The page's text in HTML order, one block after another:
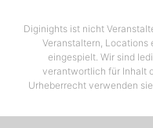
Atmosphäre feiern,
einen Tisch
Anruf/
Diginights ist nicht
Veranstaltern, Locations
eingespielt. Wir sind
verantwortlich für Inhalt
Urheberrecht verwenden